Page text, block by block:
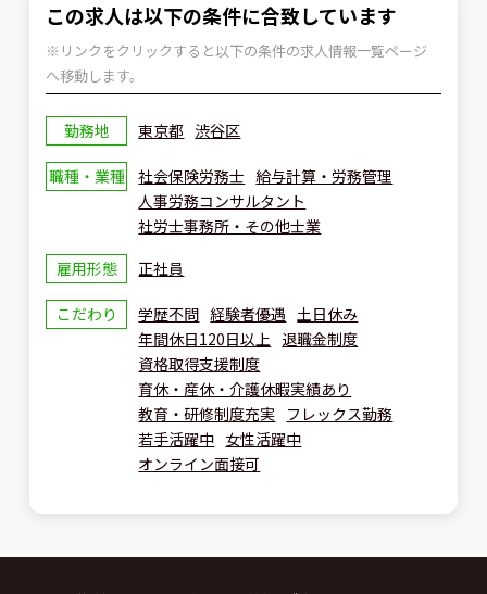
この求人は以下の条件に合致しています
※リンクをクリックすると以下の条件の求人情報一覧ページ
へ移動します。
勤務地 東京都 渋谷区
職種・業種 社会保険労務士 給与計算・労務管理
人事労務コンサルタント
社労士事務所・その他士業
雇用形態
正社員
こだわり 学歴不問 経験者優遇 土日休み
年間休日120日以上 退職金制度
資格取得支援制度
育休・産休・介護休暇実績あり
教育・研修制度充実 フレックス勤務
若手活躍中 女性活躍中
オンライン面接可